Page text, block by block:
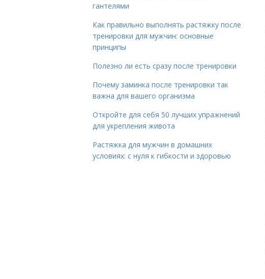
гантелями
Как правильно выполнять растяжку после
тренировки для мужчин: основные
принципы
Полезно ли есть сразу после тренировки
Почему заминка после тренировки так
важна для вашего организма
Откройте для себя 50 лучших упражнений
для укрепления живота
Растяжка для мужчин в домашних
условиях: с нуля к гибкости и здоровью